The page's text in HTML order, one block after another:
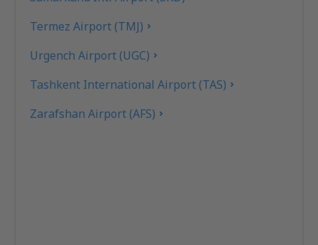
Termez Airport (TMJ)
Urgench Airport (UGC)
Tashkent International Airport (TAS)
Zarafshan Airport (AFS)